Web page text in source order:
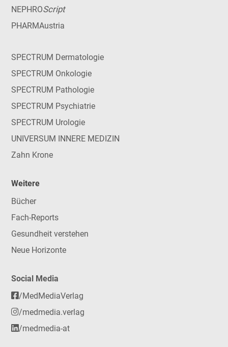
NEPHROScript
PHARMAustria
SPECTRUM Dermatologie
SPECTRUM Onkologie
SPECTRUM Pathologie
SPECTRUM Psychiatrie
SPECTRUM Urologie
UNIVERSUM INNERE MEDIZIN
Zahn Krone
Weitere
Bücher
Fach-Reports
Gesundheit verstehen
Neue Horizonte
Social Media
/MedMediaVerlag
/medmedia.verlag
/medmedia-at